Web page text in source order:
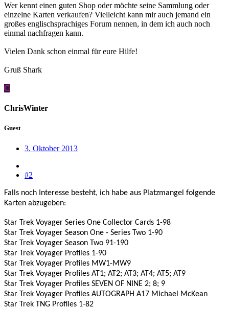
Wer kennt einen guten Shop oder möchte seine Sammlung oder
einzelne Karten verkaufen? Vielleicht kann mir auch jemand ein
großes englischsprachiges Forum nennen, in dem ich auch noch
einmal nachfragen kann.
Vielen Dank schon einmal für eure Hilfe!
Gruß Shark
C
ChrisWinter
Guest
3. Oktober 2013
#2
Falls noch Interesse besteht, ich habe aus Platzmangel folgende
Karten abzugeben:
Star Trek Voyager Series One Collector Cards 1-98
Star Trek Voyager Season One - Series Two 1-90
Star Trek Voyager Season Two 91-190
Star Trek Voyager Profiles 1-90
Star Trek Voyager Profiles MW1-MW9
Star Trek Voyager Profiles AT1; AT2; AT3; AT4; AT5; AT9
Star Trek Voyager Profiles SEVEN OF NINE 2; 8; 9
Star Trek Voyager Profiles AUTOGRAPH A17 Michael McKean
Star Trek TNG Profiles 1-82